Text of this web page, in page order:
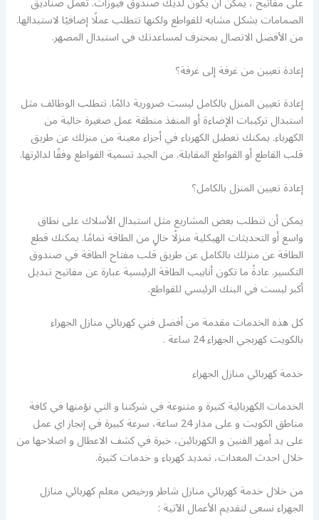
الصمامات بشكل مشابه للقواطع ولكنها تتطلب عملًا إضافيًا لاستبدالها.
من الأفضل الاتصال بمحترف لمساعدتك في استبدال المصهر.
إعادة تعيين من غرفة إلى غرفة؟
إعادة تعيين المنزل بالكامل ليست ضرورية دائمًا. تتطلب الوظائف مثل
استبدال تركيبات الإضاءة أو المنفذ منطقة عمل صغيرة خالية من
الكهرباء. يمكنك تعطيل الكهرباء في أجزاء معينة من منزلك عن طريق
قلب القاطع أو القواطع المقابلة. من الجيد تسمية القواطع وفقًا لدائرتها.
إعادة تعيين المنزل بالكامل؟
يمكن أن تتطلب بعض المشاريع مثل استبدال الأسلاك على نطاق
واسع أو التحديثات الهيكلية منزلًا خالٍ من الطاقة تمامًا. يمكنك قطع
الطاقة عن منزلك بالكامل عن طريق قلب مفتاح الطاقة في صندوق
التكسير. عادةً ما تكون أنابيب الطاقة الرئيسية عبارة عن مفاتيح تبديل
أكبر ليست في البنك الرئيسي للقواطع.
كل هذه الخدمات مقدمة من أفضل فني كهربائي منازل الجهراء
بالكويت كهربجي الجهراء 24 ساعة .
خدمة كهربائي منازل الجهراء
الخدمات الكهربائية كثيرة و متنوعة في شركتنا و التي نؤمنها في كافة
مناطق الكويت و على مدار 24 ساعة، سرعة كبيرة في إنجاز اي عمل
على يد أمهر الفنين و الكهربائين، خبرة في كشف الاعطال و اصلاحها من
خلال احدث المعدات، تمديد كهرباء و خدمات كثيرة.
من خلال خدمة كهربائي منازل شاطر ورخيص معلم كهربائي منازل
الجهراء نسعى لتقديم الأعمال الآتية :